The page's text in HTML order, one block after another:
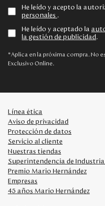
He leído y acepto la
personales .
He leído y aceptado la
la gestión de publicidad .
*Aplica en la próxima compra. No
Exclusivo Online.
Línea ética
Aviso de privacidad
Protección de datos
Servicio al cliente
Nuestras tiendas
Superintendencia de
Premio Mario Hernández
Empresas
45 años Mario Hernández